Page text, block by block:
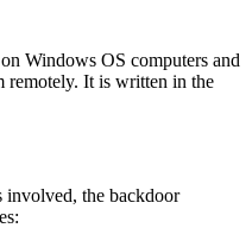
Windows OS computers and
remotely. It is written in the
the backdoor